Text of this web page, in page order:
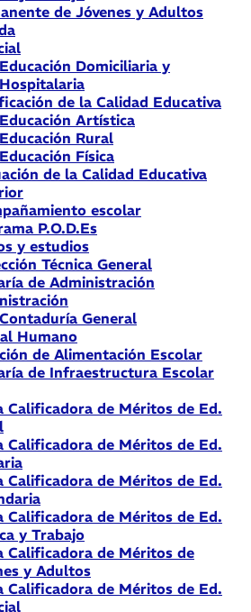
de Jóvenes y Adultos
Educación Domiciliaria y
Hospitalaria
de la Calidad Educativa
Educación Artística
Educación Rural
Educación Física
de la Calidad Educativa
escolar
P.O.D.Es
y estudios
Técnica General
de Administración
Contaduría General
Humano
de Alimentación Escolar
de Infraestructura Escolar
Calificadora de Méritos de Ed.
Calificadora de Méritos de Ed.
Calificadora de Méritos de Ed.
Calificadora de Méritos de Ed.
y Trabajo
Calificadora de Méritos de
y Adultos
Calificadora de Méritos de Ed.